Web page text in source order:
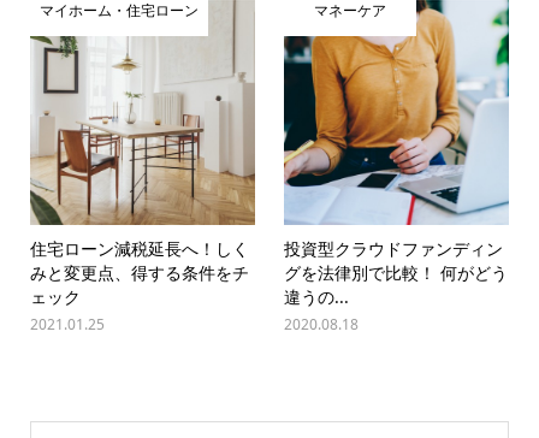
マイホーム・住宅ローン
住宅ローン減税延長へ！しく
みと変更点、得する条件をチ
ェック
2021.01.25
マネーケア
投資型クラウドファンディン
グを法律別で比較！ 何がどう
違うの...
2020.08.18